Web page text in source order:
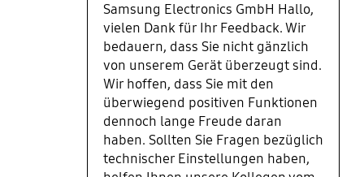
Samsung Electronics GmbH Hallo,
vielen Dank für Ihr Feedback. Wir
bedauern, dass Sie nicht gänzlich
von unserem Gerät überzeugt sind.
Wir hoffen, dass Sie mit den
überwiegend positiven Funktionen
dennoch lange Freude daran
haben. Sollten Sie Fragen bezüglich
technischer Einstellungen haben,